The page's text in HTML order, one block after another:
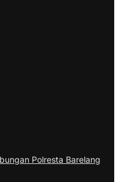
Polresta Barelang